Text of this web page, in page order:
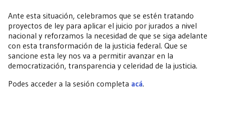
Ante esta situación, celebramos que se estén tratando
proyectos de ley para aplicar el juicio por jurados a nivel
nacional y reforzamos la necesidad de que se siga adelante
con esta transformación de la justicia federal. Que se
sancione esta ley nos va a permitir avanzar en la
democratización, transparencia y celeridad de la justicia.
Podes acceder a la sesión completa acá.